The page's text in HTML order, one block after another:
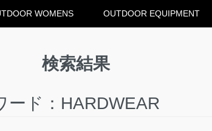
WOMENS OUTDOOR EQUIPMENT
検索結果
ード：HARDWEAR